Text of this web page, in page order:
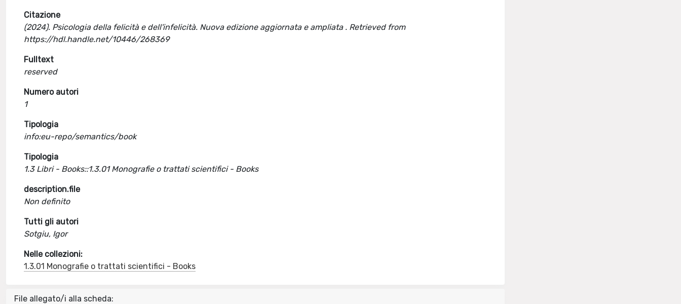
Citazione
(2024). Psicologia della felicità e dell'infelicità. Nuova edizione aggiornata e ampliata . Retrieved from
https://hdl.handle.net/10446/268369
Fulltext
reserved
Numero autori
1
Tipologia
info:eu-repo/semantics/book
Tipologia
1.3 Libri - Books::1.3.01 Monografie o trattati scientifici - Books
description.file
Non definito
Tutti gli autori
Sotgiu, Igor
Nelle collezioni:
1.3.01 Monografie o trattati scientifici - Books
File allegato/i alla scheda: